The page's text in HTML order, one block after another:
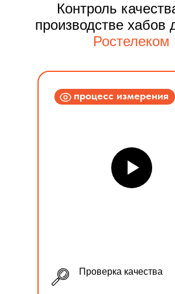
Контроль
производстве хабов
Ростелеком
Проверка качества
процесс измерения